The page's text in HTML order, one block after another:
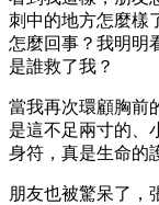
刺中的地方怎麼樣
怎麼回事？我明明
是誰救了我？
當我再次環顧胸前
是這不足兩寸的、
身符，真是生命的
朋友也被驚呆了，